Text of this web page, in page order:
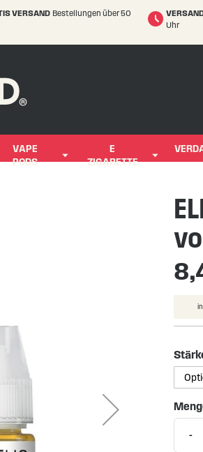
VERSAND Bestellungen über 50
Uhr
VAPE
PODS
E
ZIGARETTE
-